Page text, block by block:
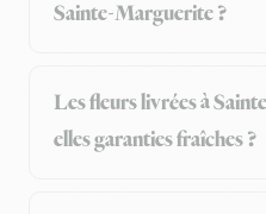
Sainte-Marguerite ?
Les fleurs livrées à
elles garanties fraîches ?